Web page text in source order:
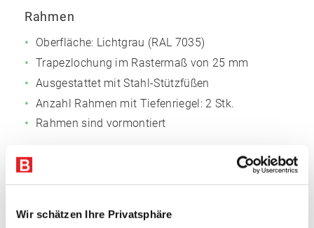
Wir schätzen Ihre Privatsphäre
Rahmen
Oberfläche: Lichtgrau (RAL 7035)
Trapezlochung im Rastermaß von 25 mm
Ausgestattet mit Stahl-Stützfüßen
Anzahl Rahmen mit Tiefenriegel: 2 Stk.
Rahmen sind vormontiert
Fachböden
Fachmaß: 1.005 x 300 mm (BxT)
Anzahl der Böden: 5